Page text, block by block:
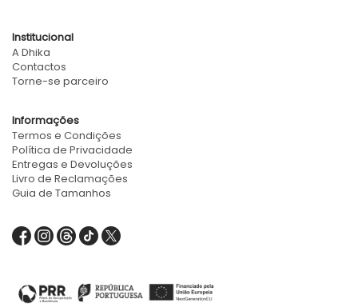
Institucional
A Dhika
Contactos
Torne-se parceiro
Informações
Termos e Condições
Política de Privacidade
Entregas e Devoluções
Livro de Reclamações
Guia de Tamanhos